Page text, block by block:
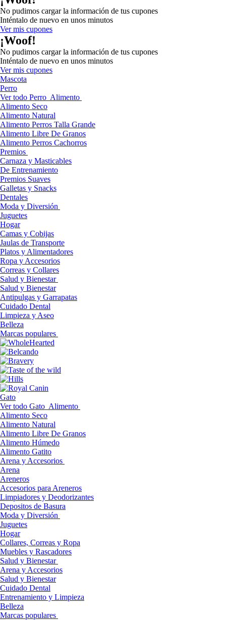
No pudimos cargar la información de tus cupones
Inténtalo de nuevo en unos minutos
Ver mis cupones
¡Woof!
No pudimos cargar la información de tus cupones
Inténtalo de nuevo en unos minutos
Ver mis cupones
Mascota
Perro
Ver todo Perro Alimento
Alimento Seco
Alimento Natural
Alimento Perros Talla Grande
Alimento Libre De Granos
Alimento Perros Cachorros
Premios
Carnaza y Masticables
De Entrenamiento
Premios Suaves
Galletas y Snacks
Dentales
Moda y Diversión
Juguetes
Hogar
Camas y Cobijas
Jaulas de Transporte
Platos y Alimentadores
Ropa y Accesorios
Correas y Collares
Salud y Bienestar
Salud y Bienestar
Antipulgas y Garrapatas
Cuidado Dental
Limpieza y Aseo
Belleza
Marcas populares
Gato
Ver todo Gato Alimento
Alimento Seco
Alimento Natural
Alimento Libre De Granos
Alimento Húmedo
Alimento Gatito
Arena y Accesorios
Arena
Areneros
Accesorios para Areneros
Limpiadores y Deodorizantes
Depositos de Basura
Moda y Diversión
Juguetes
Hogar
Collares, Correas y Ropa
Muebles y Rascadores
Salud y Bienestar
Arena y Accesorios
Salud y Bienestar
Cuidado Dental
Entrenamiento y Limpieza
Belleza
Marcas populares